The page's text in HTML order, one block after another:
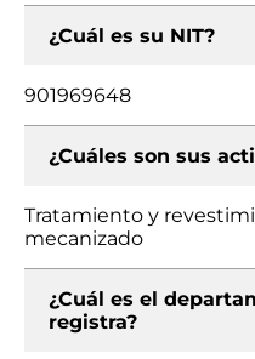
¿Cuál es su NIT?
901969648
¿Cuáles son sus
Tratamiento y
mecanizado
¿Cuál es el
registra?